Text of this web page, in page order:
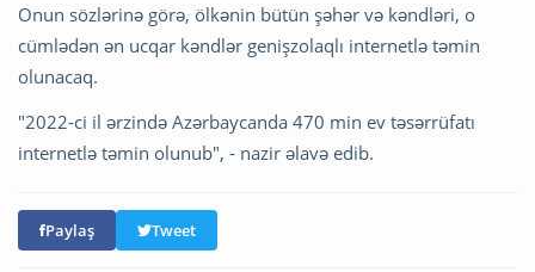
Onun sözlərinə görə, ölkənin bütün şəhər və kəndləri, o
cümlədən ən ucqar kəndlər genişzolaqlı internetlə təmin
olunacaq.
"2022-ci il ərzində Azərbaycanda 470 min ev təsərrüfatı
internetlə təmin olunub", - nazir əlavə edib.
Paylaş Tweet